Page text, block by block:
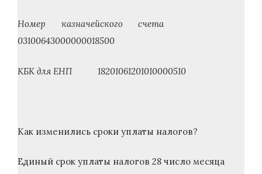
Номер казначейского счета
03100643000000018500
КБК для ЕНП 18201061201010000510
Как изменились сроки уплаты налогов?
Единый срок уплаты налогов 28 число месяца